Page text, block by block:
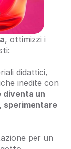
, ottimizzi i
didattici,
inedite con
diventa un
sperimentare
per un